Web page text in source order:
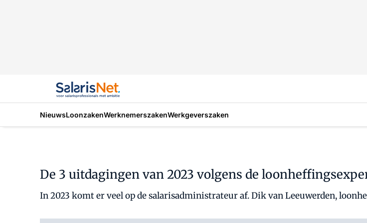
NieuwsLoonzakenWerknemerszakenWerkgeverszaken
De 3 uitdagingen van 2023 volgens de
In 2023 komt er veel op de salarisadministrateur af. Dik van Leeuwerden,